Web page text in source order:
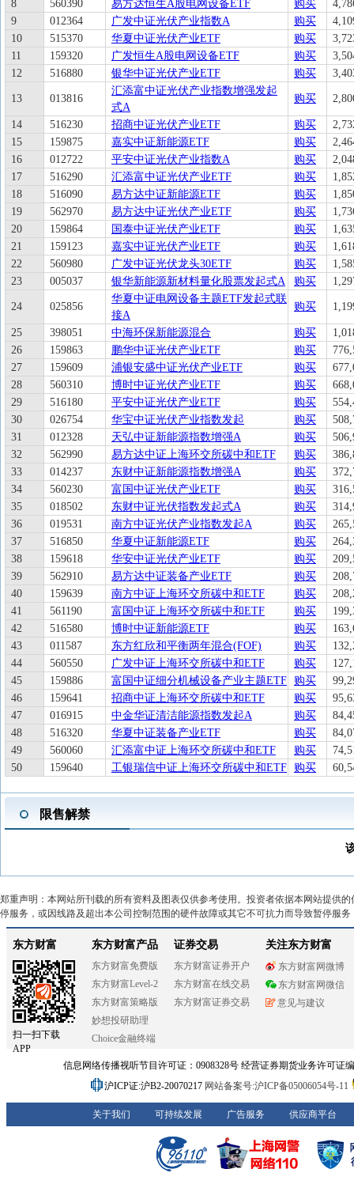
8 560390 易方达恒生A股电网设备ETF 购买
9
012364 广发中证光伏产业指数A 购买
10
515370 华夏中证光伏产业ETF 购买
11
159320 广发恒生A股电网设备ETF 购买
12
516880 银华中证光伏产业ETF 购买
13 013816
汇添富中证光伏产业指数增强发起
式A
购买
14 516230 招商中证光伏产业ETF 购买
15
159875 嘉实中证新能源ETF 购买
16
012722 平安中证光伏产业指数A 购买
17
516290 汇添富中证光伏产业ETF 购买
18
516090 易方达中证新能源ETF 购买
19
562970 易方达中证光伏产业ETF 购买
20
159864 国泰中证光伏产业ETF 购买
21
159123 嘉实中证光伏产业ETF 购买
22
560980 广发中证光伏龙头30ETF 购买
23
005037 银华新能源新材料量化股票发起式A 购买
24 025856
华夏中证电网设备主题ETF发起式联
接A
购买
25 398051 中海环保新能源混合 购买
26
159863 鹏华中证光伏产业ETF 购买
27
159609 浦银安盛中证光伏产业ETF 购买
28
560310 博时中证光伏产业ETF 购买
29
516180 平安中证光伏产业ETF 购买
30
026754 华宝中证光伏产业指数发起 购买
31
012328 天弘中证新能源指数增强A 购买
32
562990 易方达中证上海环交所碳中和ETF 购买
33
014237 东财中证新能源指数增强A 购买
34
560230 富国中证光伏产业ETF 购买
35
018502 东财中证光伏指数发起式A 购买
36
019531 南方中证光伏产业指数发起A 购买
37
516850 华夏中证新能源ETF 购买
38
159618 华安中证光伏产业ETF 购买
39
562910 易方达中证装备产业ETF 购买
40
159639 南方中证上海环交所碳中和ETF 购买
41
561190 富国中证上海环交所碳中和ETF 购买
42
516580 博时中证新能源ETF 购买
43
011587 东方红欣和平衡两年混合(FOF) 购买
44
560550 广发中证上海环交所碳中和ETF 购买
45
159886 富国中证细分机械设备产业主题ETF 购买
46
159641 招商中证上海环交所碳中和ETF 购买
47
016915 中金华证清洁能源指数发起A 购买
48
516320 华夏中证装备产业ETF 购买
49
560060 汇添富中证上海环交所碳中和ETF 购买
50
159640 工银瑞信中证上海环交所碳中和ETF 购买
限售解禁
郑重声明：本网站所刊载的所有资料及图表仅供参考使用。投资者依据本网站提供
停服务，或因线路及超出本公司控制范围的硬件故障或其它不可抗力而导致暂停服